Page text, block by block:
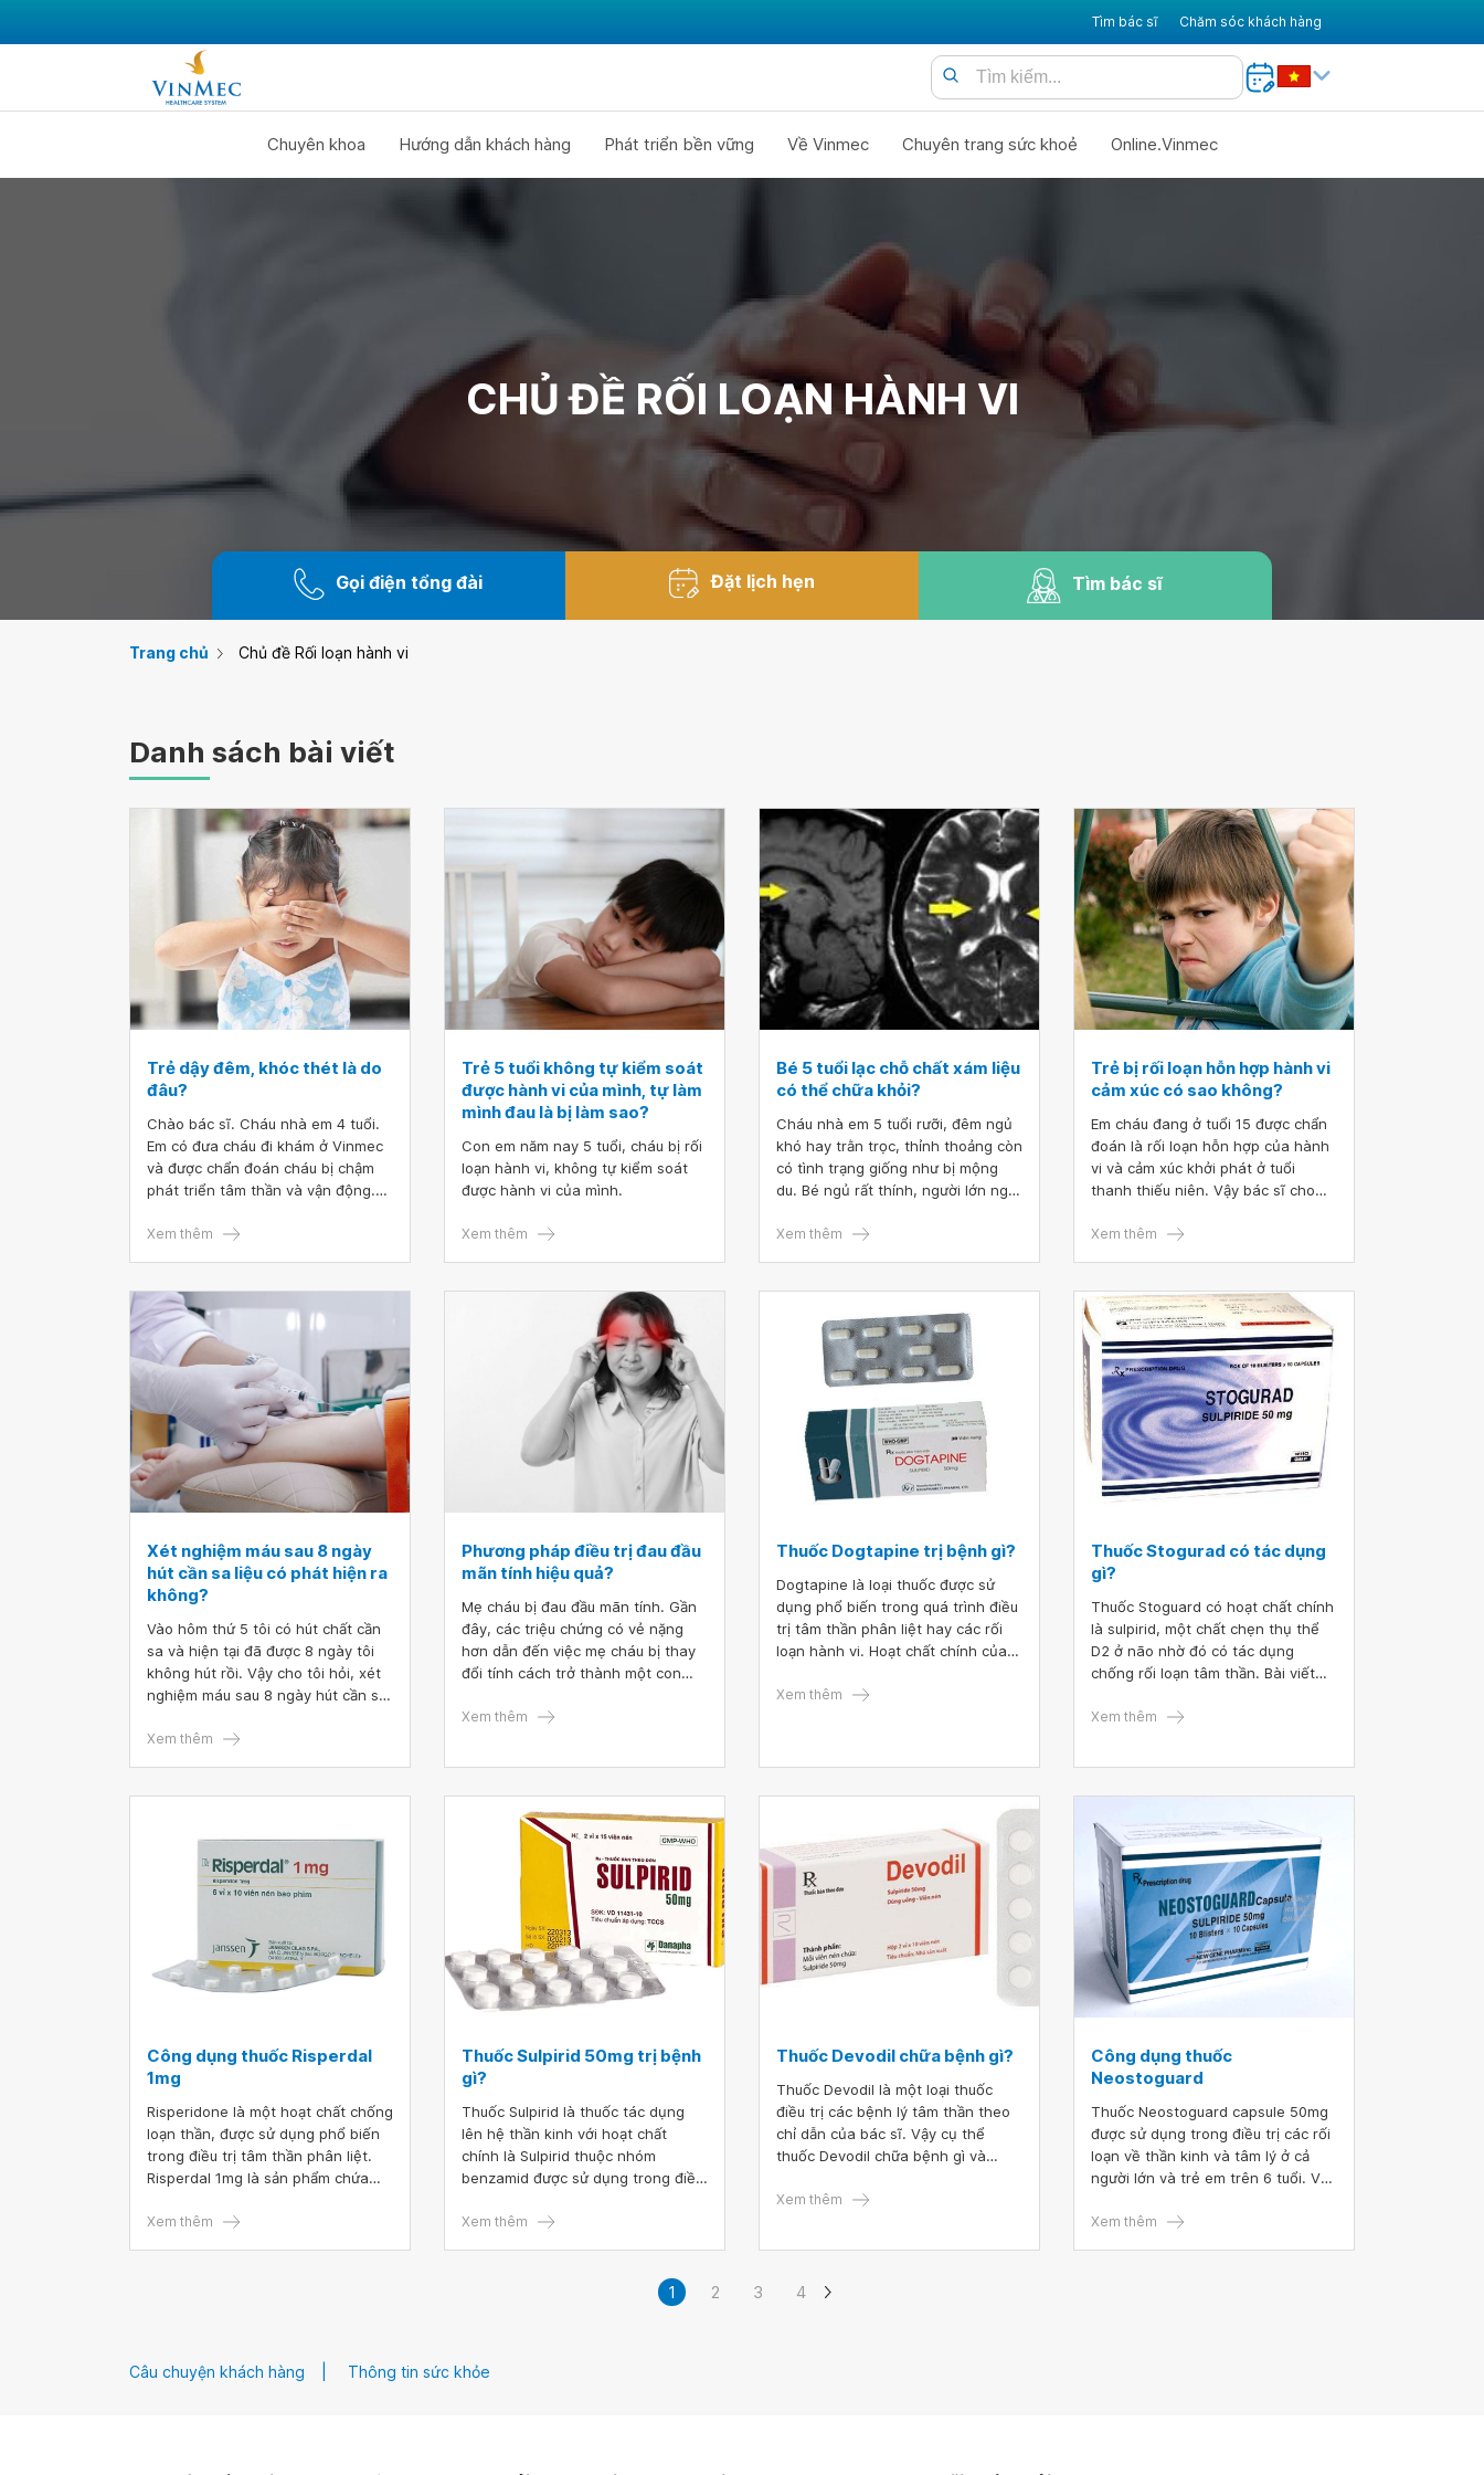
Tìm bác sĩ Chăm sóc khách hàng
Chuyên khoa Hướng dẫn khách hàng Phát triển bền vững Về Vinmec Chuyên trang sức khoẻ Online.Vinmec
CHỦ ĐỀ RỐI LOẠN HÀNH VI
Gọi điện tổng đài Đặt lịch hẹn Tìm bác sĩ
Trang chủ Chủ đề Rối loạn hành vi
Danh sách bài viết
Trẻ dậy đêm, khóc thét là do
đâu?
Chào bác sĩ. Cháu nhà em 4 tuổi.
Em có đưa cháu đi khám ở Vinmec
và được chẩn đoán cháu bị chậm
phát triển tâm thần và vận động.
đêm, khóc thét lên và 20 phút sau
đề gì không ạ? Gia đình ở xa nên
không thể đưa cháu đi thăm khám
thường xuyên được, mong nhận
được sự tư vấn hỗ trợ của bác sĩ.
Em xin cảm ơn.
Xem thêm
Trẻ 5 tuổi không tự kiểm soát
được hành vi của mình, tự làm
mình đau là bị làm sao?
Con em năm nay 5 tuổi, cháu bị rối
loạn hành vi, không tự kiểm soát
được hành vi của mình.
Xem thêm
Bé 5 tuổi lạc chỗ chất xám liệu
có thể chữa khỏi?
Cháu nhà em 5 tuổi rưỡi, đêm ngủ
khó hay trằn trọc, thỉnh thoảng còn
có tình trạng giống như bị mộng
du. Bé ngủ rất thính, người lớn ngủ
theo. Em cho đi khám rối loạn giấc
chất xám thành não thất bên (p).
Giờ bé chưa có cơn co giật nhưng
khó ngủ và bác sĩ có nói bé sẽ phải
uống thuốc động kinh khoảng 5
năm cũng chưa chắc khỏi. Không
biết tình trạng bé 5 tuổi lạc chỗ
chất xám liệu có thể chữa khỏi
không ạ? Sau cháu có bị co giật và
học hành kém không ạ?
Xem thêm
Trẻ bị rối loạn hỗn hợp hành vi
cảm xúc có sao không?
Em cháu đang ở tuổi 15 được chẩn
đoán là rối loạn hỗn hợp của hành
vi và cảm xúc khởi phát ở tuổi
thanh thiếu niên. Vậy bác sĩ cho
vi cảm xúc có sao không? Em cháu
bác sĩ? Em cảm ơn.
Xem thêm
Xét nghiệm máu sau 8 ngày
hút cần sa liệu có phát hiện ra
không?
Vào hôm thứ 5 tôi có hút chất cần
sa và hiện tại đã được 8 ngày tôi
không hút rồi. Vậy cho tôi hỏi, xét
nghiệm máu sau 8 ngày hút cần sa
Xem thêm
Phương pháp điều trị đau đầu
mãn tính hiệu quả?
Mẹ cháu bị đau đầu mãn tính. Gần
đây, các triệu chứng có vẻ nặng
hơn dẫn đến việc mẹ cháu bị thay
đổi tính cách trở thành một con
động và lời nói khác mọi ngày. Đôi
tính hiệu quả không ạ?
Xem thêm
Thuốc Dogtapine trị bệnh gì?
Dogtapine là loại thuốc được sử
dụng phổ biến trong quá trình điều
trị tâm thần phân liệt hay các rối
loạn hành vi. Hoạt chất chính của
Vậy câu hỏi đặt ra là thuốc
Xem thêm
Thuốc Stogurad có tác dụng
gì?
Thuốc Stoguard có hoạt chất chính
là sulpirid, một chất chẹn thụ thể
D2 ở não nhờ đó có tác dụng
chống rối loạn tâm thần. Bài viết
giả một số thông tin tổng quát về
Xem thêm
Công dụng thuốc Risperdal
1mg
Risperidone là một hoạt chất chống
loạn thần, được sử dụng phổ biến
trong điều trị tâm thần phân liệt.
Risperdal 1mg là sản phẩm chứa
dụng Risperdal 1mg như thế nào?
Xem thêm
Thuốc Sulpirid 50mg trị bệnh
gì?
Thuốc Sulpirid là thuốc tác dụng
lên hệ thần kinh với hoạt chất
chính là Sulpirid thuộc nhóm
benzamid được sử dụng trong điều
tính của bệnh tâm thần phân liệt.
Xem thêm
Thuốc Devodil chữa bệnh gì?
Thuốc Devodil là một loại thuốc
điều trị các bệnh lý tâm thần theo
chỉ dẫn của bác sĩ. Vậy cụ thể
thuốc Devodil chữa bệnh gì và
ăn? Hãy theo dõi bài viết sau đây
Xem thêm
Công dụng thuốc
Neostoguard
Thuốc Neostoguard capsule 50mg
được sử dụng trong điều trị các rối
loạn về thần kinh và tâm lý ở cả
người lớn và trẻ em trên 6 tuổi. Vây
khi sử dụng thuốc Neostoguard?
Xem thêm
1 2 3 4
Câu chuyện khách hàng Thông tin sức khỏe